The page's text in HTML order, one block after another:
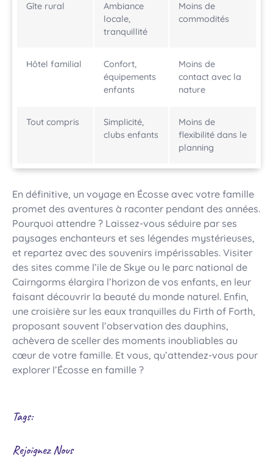
Gîte rural
Ambiance
locale,
tranquillité
Moins de
commodités
Hôtel familial
Confort,
équipements
enfants
Moins de
contact avec la
nature
Tout compris
Simplicité,
clubs enfants
Moins de
flexibilité dans le
planning
En définitive, un voyage en Écosse avec votre famille
promet des aventures à raconter pendant des années.
Pourquoi attendre ? Laissez-vous séduire par ses
paysages enchanteurs et ses légendes mystérieuses,
et repartez avec des souvenirs impérissables. Visiter
des sites comme l’ile de Skye ou le parc national de
Cairngorms élargira l’horizon de vos enfants, en leur
faisant découvrir la beauté du monde naturel. Enfin,
une croisière sur les eaux tranquilles du Firth of Forth,
proposant souvent l’observation des dauphins,
achèvera de sceller des moments inoubliables au
cœur de votre famille. Et vous, qu’attendez-vous pour
explorer l’Écosse en famille ?
Tags:
Rejoignez Nous